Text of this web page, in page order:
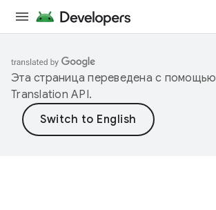
Эта страница переведена с помощью
Translation API.